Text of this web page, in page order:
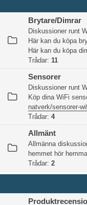
Brytare/Dimrar
Diskussioner runt
Här kan du köpa
Här kan du köpa
Trådar: 11
Sensorer
Diskussioner runt
Köp dina WiFi
natverk/sensorer-
Trådar: 4
Allmänt
Allmänna
hemmet hör
Trådar: 2